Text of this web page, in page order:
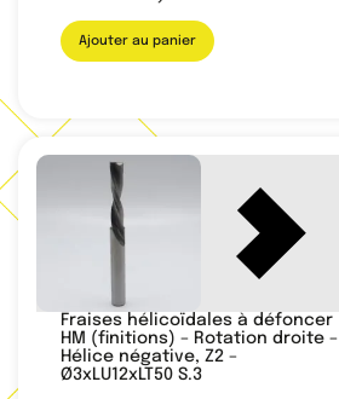
Ajouter au panier
Fraises hélicoïdales à défoncer
HM (finitions) – Rotation droite –
Hélice négative, Z2 –
Ø3xLU12xLT50 S.3